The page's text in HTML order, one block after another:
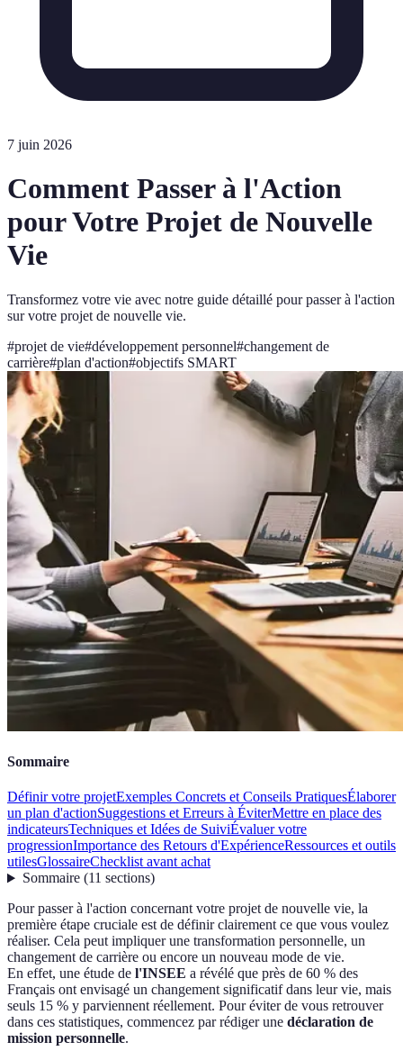
7 juin 2026
Comment Passer à l'Action
pour Votre Projet de Nouvelle
Vie
Transformez votre vie avec notre guide détaillé pour passer à l'action
sur votre projet de nouvelle vie.
#projet de vie#développement personnel#changement de
carrière#plan d'action#objectifs SMART
Sommaire
Définir votre projetExemples Concrets et Conseils PratiquesÉlaborer
un plan d'actionSuggestions et Erreurs à ÉviterMettre en place des
indicateursTechniques et Idées de SuiviÉvaluer votre
progressionImportance des Retours d'ExpérienceRessources et outils
utilesGlossaireChecklist avant achat
Sommaire(11 sections)
Pour passer à l'action concernant votre projet de nouvelle vie, la
première étape cruciale est de définir clairement ce que vous voulez
réaliser. Cela peut impliquer une transformation personnelle, un
changement de carrière ou encore un nouveau mode de vie.
En effet, une étude de l'INSEE a révélé que près de 60 % des
Français ont envisagé un changement significatif dans leur vie, mais
seuls 15 % y parviennent réellement. Pour éviter de vous retrouver
dans ces statistiques, commencez par rédiger une déclaration de
mission personnelle.